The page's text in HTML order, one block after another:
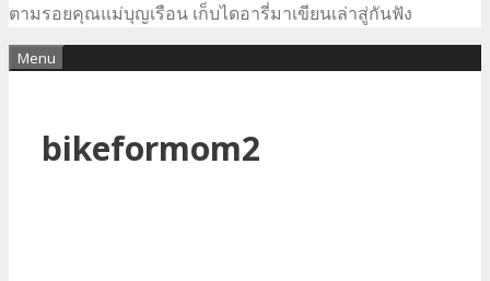
ตามรอยคุณแม่บุญเรือน เก็บไดอารี่มาเขียนเล่าสู่กันฟัง
Menu
bikeformom2